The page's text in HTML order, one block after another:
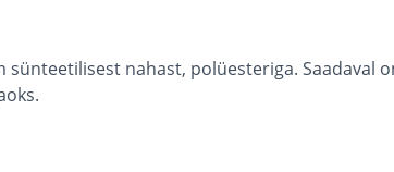
nahast, polüesteriga. Saadaval